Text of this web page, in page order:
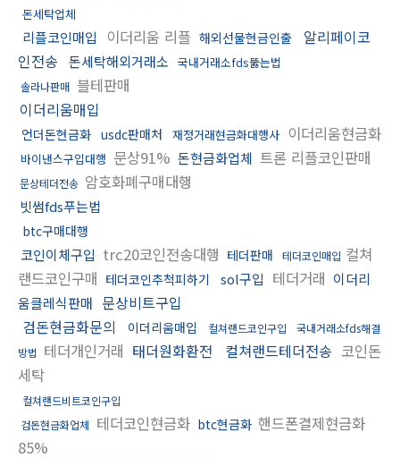
돈세탁업체
리플코인매입 이더리움 리플 해외선물현금인출
알리페이코
인전송
돈세탁해외거래소 국내거래소fds뚫는법
솔라나판매 블테판매
이더리움매입
언더돈현금화 usdc판매처 재정거래현금화대행사 이더리움현금화
바이낸스구입대행 문상91% 돈현금화업체 트론 리플코인판매
문상테더전송 암호화폐구매대행
빗썸fds푸는법
btc구매대행
코인이체구입 trc20코인전송대행 테더판매 테더코인매입 컬쳐
랜드코인구매 테더코인추척피하기 sol구입 테더거래 이더리
움클레식판매 문상비트구입
검돈현금화문의
이더리움매입 컬쳐랜드코인구입
국내거래소fds해결
방법 테더개인거래 태더원화환전 컬쳐랜드테더전송 코인돈
세탁
컬쳐랜드비트코인구입
검돈현금화업체 테더코인현금화 btc현금화 핸드폰결제현금화
85%